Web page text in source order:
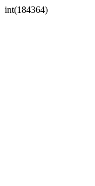
int(184364)